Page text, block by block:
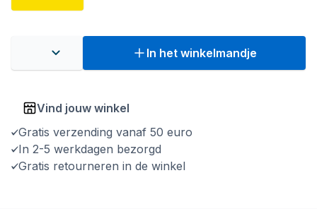
In het winkelmandje
Vind jouw winkel
Gratis verzending vanaf 50 euro
In 2-5 werkdagen bezorgd
Gratis retourneren in de winkel